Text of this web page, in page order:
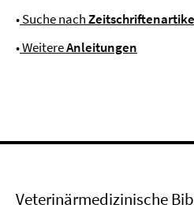
•Suche nach
•WeitereAnleitungen
Veterinärmedizinische